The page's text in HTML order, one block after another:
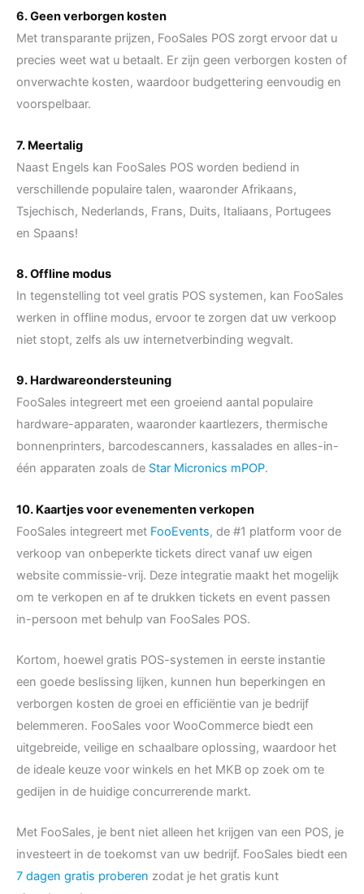
6. Geen verborgen kosten
Met transparante prijzen, FooSales POS zorgt ervoor dat u
precies weet wat u betaalt. Er zijn geen verborgen kosten of
onverwachte kosten, waardoor budgettering eenvoudig en
voorspelbaar.
7. Meertalig
Naast Engels kan FooSales POS worden bediend in
verschillende populaire talen, waaronder Afrikaans,
Tsjechisch, Nederlands, Frans, Duits, Italiaans, Portugees
en Spaans!
8. Offline modus
In tegenstelling tot veel gratis POS systemen, kan FooSales
werken in offline modus, ervoor te zorgen dat uw verkoop
niet stopt, zelfs als uw internetverbinding wegvalt.
9. Hardwareondersteuning
FooSales integreert met een groeiend aantal populaire
hardware-apparaten, waaronder kaartlezers, thermische
bonnenprinters, barcodescanners, kassalades en alles-in-
één apparaten zoals de Star Micronics mPOP.
10. Kaartjes voor evenementen verkopen
FooSales integreert met FooEvents, de #1 platform voor de
verkoop van onbeperkte tickets direct vanaf uw eigen
website commissie-vrij. Deze integratie maakt het mogelijk
om te verkopen en af te drukken tickets en event passen
in-persoon met behulp van FooSales POS.
Kortom, hoewel gratis POS-systemen in eerste instantie
een goede beslissing lijken, kunnen hun beperkingen en
verborgen kosten de groei en efficiëntie van je bedrijf
belemmeren. FooSales voor WooCommerce biedt een
uitgebreide, veilige en schaalbare oplossing, waardoor het
de ideale keuze voor winkels en het MKB op zoek om te
gedijen in de huidige concurrerende markt.
Met FooSales, je bent niet alleen het krijgen van een POS, je
investeert in de toekomst van uw bedrijf. FooSales biedt een
7 dagen gratis proberen zodat je het gratis kunt